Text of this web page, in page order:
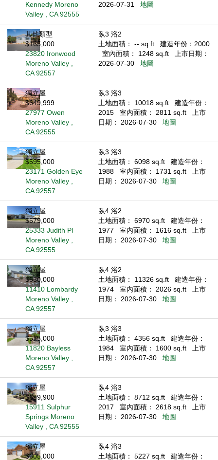
Kennedy Moreno
Valley , CA 92555
2026-07-31
地圖
其他類型
$165,000
23820 Ironwood
Moreno Valley ,
CA 92557
臥3 浴2
土地面積： -- sq.ft
建造年份：2000
室內面積： 1248 sq.ft
上市日期：
2026-07-30
地圖
獨立屋
$649,999
27977 Owen
Moreno Valley ,
CA 92555
臥3 浴3
土地面積： 10018 sq.ft
建造年份：
2015
室內面積： 2811 sq.ft
上市
日期： 2026-07-30
地圖
獨立屋
$595,000
23171 Golden Eye
Moreno Valley ,
CA 92557
臥3 浴3
土地面積： 6098 sq.ft
建造年份：
1988
室內面積： 1731 sq.ft
上市
日期： 2026-07-30
地圖
獨立屋
$579,000
25333 Judith Pl
Moreno Valley ,
CA 92555
臥4 浴2
土地面積： 6970 sq.ft
建造年份：
1977
室內面積： 1616 sq.ft
上市
日期： 2026-07-30
地圖
獨立屋
$630,000
11410 Lombardy
Moreno Valley ,
CA 92557
臥4 浴2
土地面積： 11326 sq.ft
建造年份：
1974
室內面積： 2026 sq.ft
上市
日期： 2026-07-30
地圖
獨立屋
$575,000
11820 Bayless
Moreno Valley ,
CA 92557
臥3 浴3
土地面積： 4356 sq.ft
建造年份：
1984
室內面積： 1600 sq.ft
上市
日期： 2026-07-30
地圖
獨立屋
$699,900
15911 Sulphur
Springs Moreno
Valley , CA 92555
臥4 浴3
土地面積： 8712 sq.ft
建造年份：
2017
室內面積： 2618 sq.ft
上市
日期： 2026-07-30
地圖
獨立屋
$605,000
臥4 浴3
土地面積： 5227 sq.ft
建造年份：